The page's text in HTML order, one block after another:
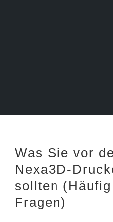
Was Sie vor
Nexa3D-
sollten
Fragen)